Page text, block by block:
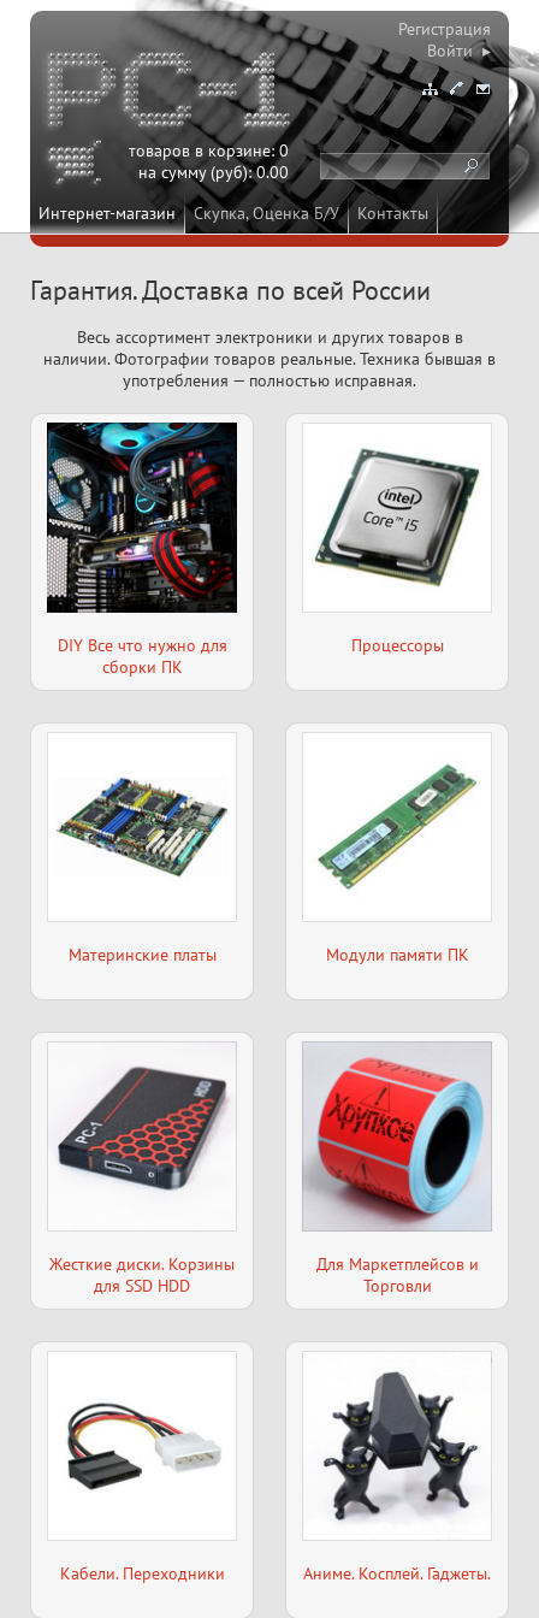
Интернет-магазин Скупка, Оценка Б/У Контакты
товаров в корзине:0
на сумму (руб):0.00
Регистрация
Войти ▸
Гарантия. Доставка по всей России
Весь ассортимент электроники и других товаров в
наличии. Фотографии товаров реальные. Техника бывшая в
употребления — полностью исправная.
DIY Все что нужно для
сборки ПК
Процессоры
Материнские платы Модули памяти ПК
Жесткие диски. Корзины
для SSD HDD
Для Маркетплейсов и
Торговли
Кабели. Переходники Аниме. Косплей. Гаджеты.